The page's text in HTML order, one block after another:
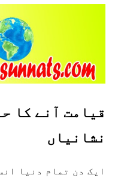
قیامت آنے کا
نشانیاں
ایک دن تمام دنیا